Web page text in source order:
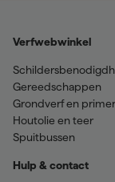
Verfwebwinkel
Gereedschappen
Grondverf en primer
Houtolie en teer
Spuitbussen
Hulp & contact